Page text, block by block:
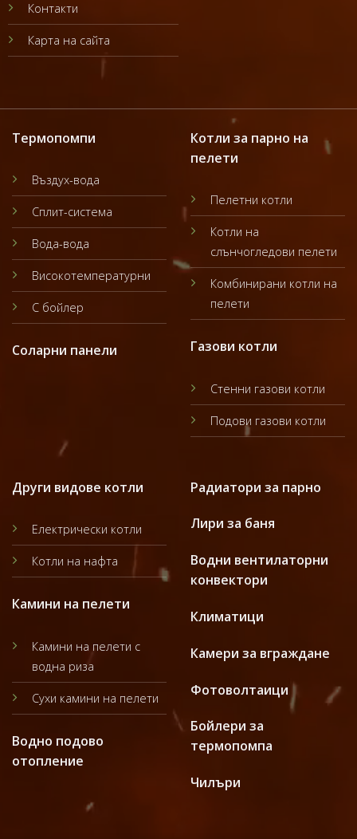
Контакти
Карта на сайта
Термопомпи
Въздух-вода
Сплит-система
Вода-вода
Високотемпературни
С бойлер
Соларни панели
Котли за парно на
пелети
Пелетни котли
Котли на
слънчогледови пелети
Комбинирани котли на
пелети
Газови котли
Стенни газови котли
Подови газови котли
Други видове котли
Електрически котли
Котли на нафта
Камини на пелети
Камини на пелети с
водна риза
Сухи камини на пелети
Водно подово
отопление
Радиатори за парно
Лири за баня
Водни вентилаторни
конвектори
Климатици
Камери за вграждане
Фотоволтаици
Бойлери за
термопомпа
Чилъри